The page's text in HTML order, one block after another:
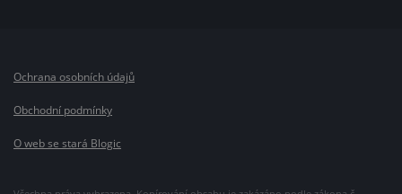
Ochrana osobních údajů
Obchodní podmínky
O web se stará Blogic